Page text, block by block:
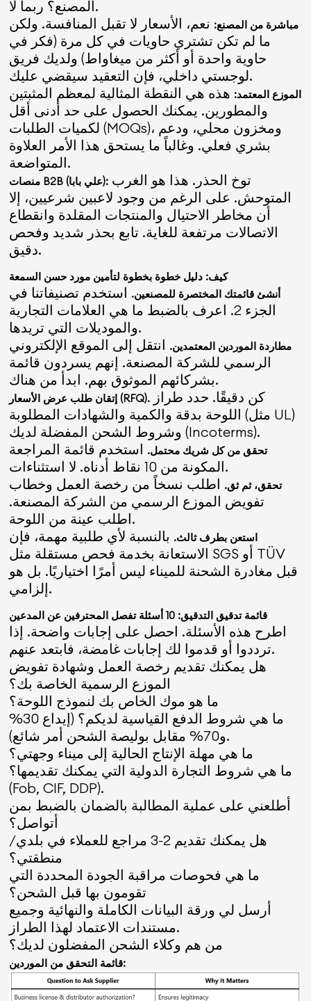
المصنع؟ ربما لا.
مباشرة من المصنع: نعم، الأسعار لا تقبل المنافسة. ولكن
ما لم تكن تشتري حاويات في كل مرة (فكر في
حاوية واحدة أو أكثر من ميغاواط) ولديك فريق
لوجستي داخلي، فإن التعقيد سيقضي عليك.
الموزع المعتمد: هذه هي النقطة المثالية لمعظم المثبتين
والمطورين. يمكنك الحصول على حد أدنى أقل
لكميات الطلبات (MOQs)، ومخزون محلي، ودعم
بشري فعلي. وغالباً ما يستحق هذا الأمر العلاوة
المتواضعة.
منصات B2B (علي بابا):
المتوحش. على الرغم من وجود لاعبين شرعيين، إلا
أن مخاطر الاحتيال والمنتجات المقلدة وانقطاع
الاتصالات مرتفعة للغاية. تابع بحذر شديد وفحص
دقيق.
كيف: دليل خطوة بخطوة لتأمين مورد حسن السمعة
أنشئ قائمتك المختصرة للمصنعين. استخدم تصنيفاتنا في
الجزء 2. اعرف بالضبط ما هي العلامات التجارية
والموديلات التي تريدها.
مطاردة الموردين المعتمدين. انتقل إلى الموقع الإلكتروني
الرسمي للشركة المصنعة. إنهم يسردون قائمة
بشركائهم الموثوق بهم. ابدأ من هناك.
إتقان طلب عرض الأسعار (RFQ).
اللوحة بدقة والكمية والشهادات المطلوبة (مثل UL)
وشروط الشحن المفضلة لديك (Incoterms).
تحقق من كل شريك محتمل. استخدم قائمة المراجعة
المكونة من 10 نقاط أدناه. لا استثناءات.
تحقق، ثم ثق. اطلب نسخاً من رخصة العمل وخطاب
تفويض الموزع الرسمي من الشركة المصنعة.
اطلب عينة من اللوحة.
استعن بطرف ثالث. بالنسبة لأي طلبية مهمة، فإن
الاستعانة بخدمة فحص مستقلة مثل SGS أو TÜV
قبل مغادرة الشحنة للميناء ليس أمرًا اختياريًا. بل هو
إلزامي.
قائمة تدقيق التدقيق: 10 أسئلة تفصل المحترفين عن المدعين
اطرح هذه الأسئلة. احصل على إجابات واضحة. إذا
ترددوا أو قدموا لك إجابات غامضة، فابتعد عنهم.
هل يمكنك تقديم رخصة العمل وشهادة تفويض
الموزع الرسمية الخاصة بك؟
ما هو موك الخاص بك لنموذج اللوحة؟
ما هي شروط الدفع القياسية لديكم؟ (إيداع 30%
و70% مقابل بوليصة الشحن أمر شائع).
ما هي مهلة الإنتاج الحالية إلى ميناء وجهتي؟
ما هي شروط التجارة الدولية التي يمكنك تقديمها؟
(Fob, CIF, DDP).
أطلعني على عملية المطالبة بالضمان بالضبط بمن
أتواصل؟
هل يمكنك تقديم 2-3 مراجع للعملاء في بلدي/
منطقتي؟
ما هي فحوصات مراقبة الجودة المحددة التي
تقومون بها قبل الشحن؟
أرسل لي ورقة البيانات الكاملة والنهائية وجميع
مستندات الاعتماد لهذا الطراز.
من هم وكلاء الشحن المفضلون لديك؟
قائمة التحقق من الموردين: